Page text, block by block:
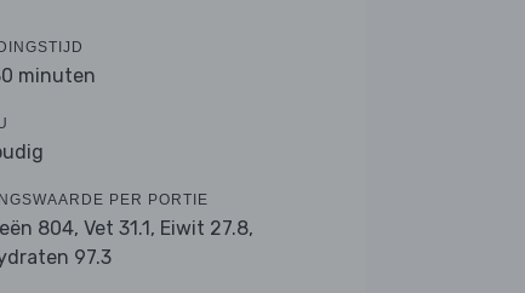
minuten
PER PORTIE
804, Vet 31.1, Eiwit 27.8,
97.3